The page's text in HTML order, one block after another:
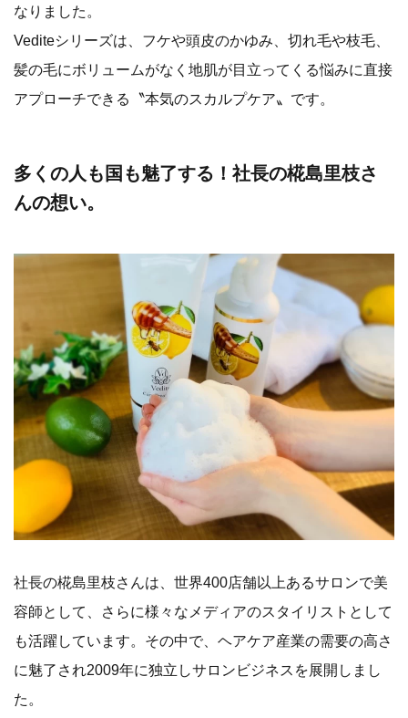
なりました。
Vediteシリーズは、フケや頭皮のかゆみ、切れ毛や枝毛、
髪の毛にボリュームがなく地肌が目立ってくる悩みに直接
アプローチできる〝本気のスカルプケア〟です。
多くの人も国も魅了する！社長の椛島里枝さ
んの想い。
社長の椛島里枝さんは、世界400店舗以上あるサロンで美
容師として、さらに様々なメディアのスタイリストとして
も活躍しています。その中で、ヘアケア産業の需要の高さ
に魅了され2009年に独立しサロンビジネスを展開しまし
た。